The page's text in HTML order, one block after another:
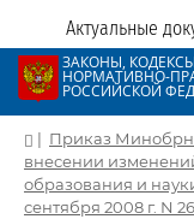
Актуальные
ЗАКОНЫ,
НОРМАТИВНО-
РОССИЙСКОЙ
| Приказ
внесении
образования и
сентября 2008 г. N